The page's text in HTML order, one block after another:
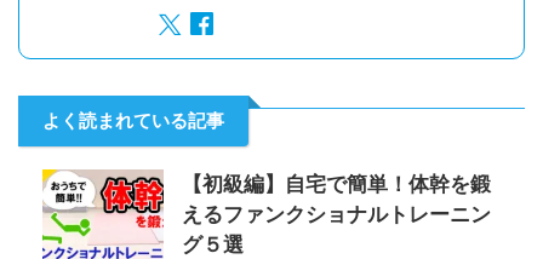
よく読まれている記事
【初級編】自宅で簡単！体幹を鍛
えるファンクショナルトレーニン
グ５選